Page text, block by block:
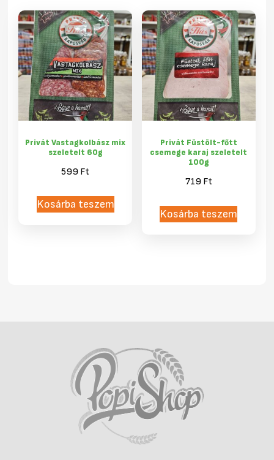
Privát Vastagkolbász mix
szeletelt 60g
599 Ft
Kosárba teszem
Privát Füstölt-főtt
csemege karaj szeletelt
100g
719 Ft
Kosárba teszem